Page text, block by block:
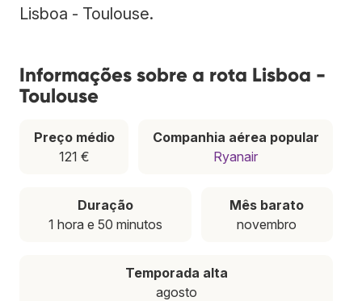
Lisboa - Toulouse.
Informações sobre a rota Lisboa -
Toulouse
Preço médio
121 €
Companhia aérea popular
Ryanair
Duração
1 hora e 50 minutos
Mês barato
novembro
Temporada alta
agosto